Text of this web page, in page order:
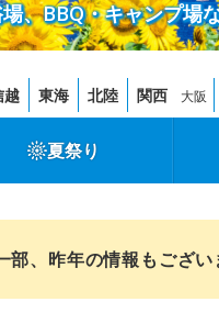
、BBQ・キャンプ場
越 東海 北陸 関西 大阪
夏祭り
、昨年の情報もござい